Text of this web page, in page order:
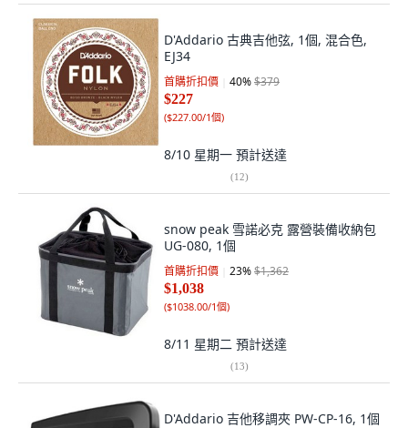
D'Addario 古典吉他弦, 1個, 混合色,
EJ34
首購折扣價 40%$379
$227
($227.00/1個)
8/10 星期一 預計送達
(12)
snow peak 雪諾必克 露營裝備收納包
UG-080, 1個
首購折扣價 23%$1,362
$1,038
($1038.00/1個)
8/11 星期二 預計送達
(13)
D'Addario 吉他移調夾 PW-CP-16, 1個